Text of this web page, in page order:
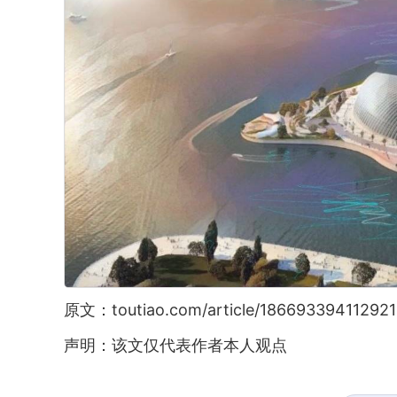
原文：toutiao.com/article/
声明：该文仅代表作者本人观点